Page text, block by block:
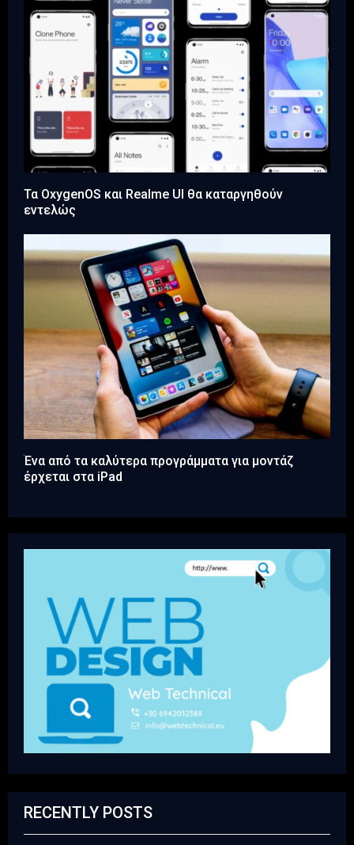
Τα OxygenOS και Realme UI θα καταργηθούν
εντελώς
Ένα από τα καλύτερα προγράμματα για μοντάζ
έρχεται στα iPad
RECENTLY POSTS